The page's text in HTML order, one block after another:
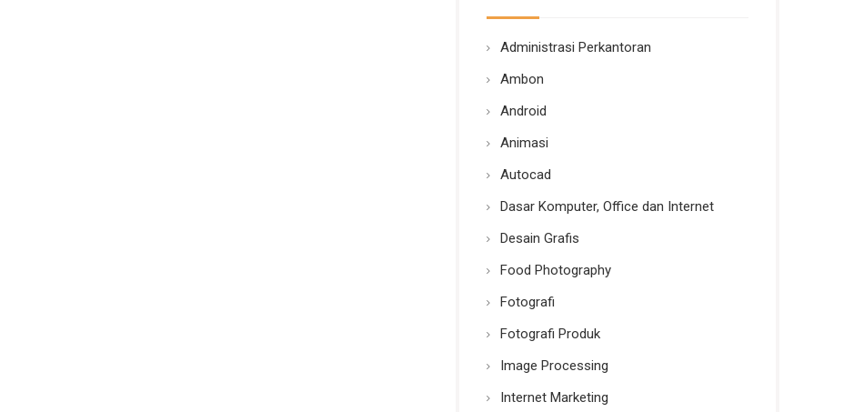
Administrasi Perkantoran
Ambon
Android
Animasi
Autocad
Dasar Komputer, Office dan Internet
Desain Grafis
Food Photography
Fotografi
Fotografi Produk
Image Processing
Internet Marketing